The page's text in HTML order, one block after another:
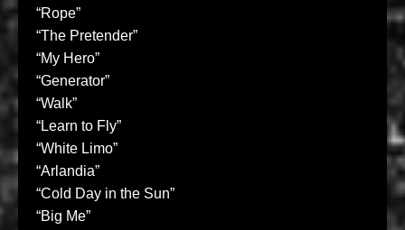
“Rope”
“The Pretender”
“My Hero”
“Generator”
“Walk”
“Learn to Fly”
“White Limo”
“Arlandia”
“Cold Day in the Sun”
“Big Me”